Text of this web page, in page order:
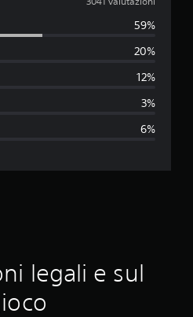
u
i
e
59%
20%
12%
3%
6%
legali e sul